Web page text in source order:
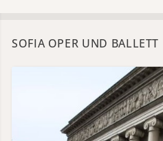
SOFIA OPER UND BALLETT